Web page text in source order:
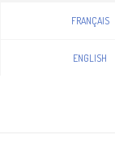
FRANÇAIS
ENGLISH